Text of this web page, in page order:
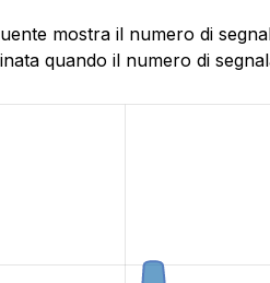
mostra il numero di
quando il numero di